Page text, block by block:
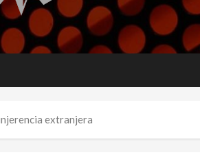
extranjera